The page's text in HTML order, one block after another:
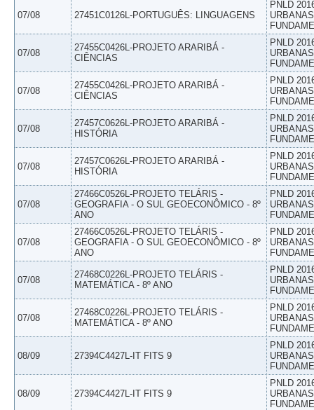
07/08 27451C0126L-PORTUGUÊS: LINGUAGENS
PNLD
07/08
27455C0426L-PROJETO ARARIBÁ -
CIÊNCIAS
PNLD
07/08
27455C0426L-PROJETO ARARIBÁ -
CIÊNCIAS
PNLD
07/08
27457C0626L-PROJETO ARARIBÁ -
HISTÓRIA
PNLD
07/08
27457C0626L-PROJETO ARARIBÁ -
HISTÓRIA
PNLD
07/08
27466C0526L-PROJETO TELÁRIS -
GEOGRAFIA - O SUL GEOECONÔMICO - 8º
ANO
PNLD
07/08
27466C0526L-PROJETO TELÁRIS -
GEOGRAFIA - O SUL GEOECONÔMICO - 8º
ANO
PNLD
07/08
27468C0226L-PROJETO TELÁRIS -
MATEMÁTICA - 8º ANO
PNLD
07/08
27468C0226L-PROJETO TELÁRIS -
MATEMÁTICA - 8º ANO
PNLD
08/09 27394C4427L-IT FITS 9
PNLD
08/09 27394C4427L-IT FITS 9
PNLD